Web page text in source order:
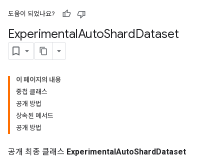
도움이 되었나요?
ExperimentalAutoShardDataset
이 페이지의 내용
중첩 클래스
공개 방법
상속된 메서드
공개 방법
공개 최종 클래스 ExperimentalAutoShardDataset